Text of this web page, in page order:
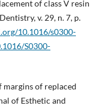
of class V resin
v. 29, n. 7, p.
10.1016/s0300-
S0300-
margins of replaced
of Esthetic and